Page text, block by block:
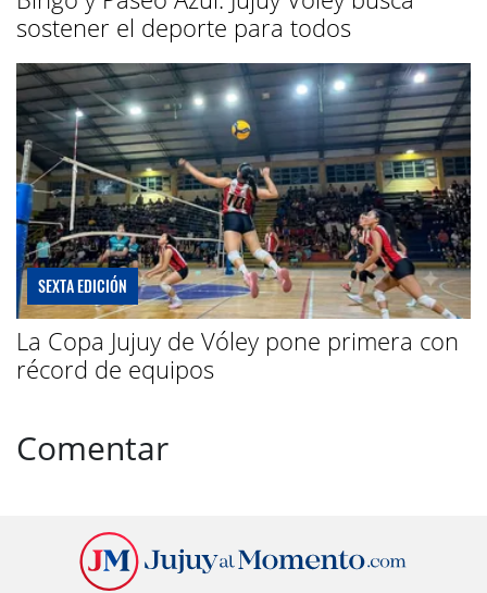
sostener el deporte para todos
SEXTA EDICIÓN
La Copa Jujuy de Vóley pone primera con
récord de equipos
Comentar